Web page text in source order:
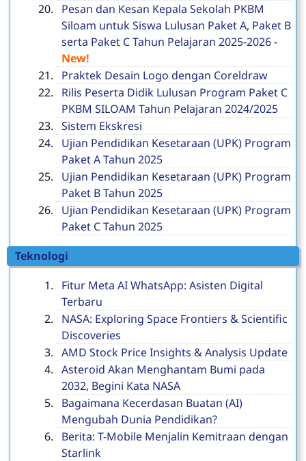
Pesan dan Kesan Kepala Sekolah PKBM
Siloam untuk Siswa Lulusan Paket A, Paket B
serta Paket C Tahun Pelajaran 2025-2026-
New!
Praktek Desain Logo dengan Coreldraw
Rilis Peserta Didik Lulusan Program Paket C
PKBM SILOAM Tahun Pelajaran 2024/2025
Sistem Ekskresi
Ujian Pendidikan Kesetaraan (UPK) Program
Paket A Tahun 2025
Ujian Pendidikan Kesetaraan (UPK) Program
Paket B Tahun 2025
Ujian Pendidikan Kesetaraan (UPK) Program
Paket C Tahun 2025
Teknologi
Fitur Meta AI WhatsApp: Asisten Digital
Terbaru
NASA: Exploring Space Frontiers & Scientific
Discoveries
AMD Stock Price Insights & Analysis Update
Asteroid Akan Menghantam Bumi pada
2032, Begini Kata NASA
Bagaimana Kecerdasan Buatan (AI)
Mengubah Dunia Pendidikan?
Berita: T-Mobile Menjalin Kemitraan dengan
Starlink